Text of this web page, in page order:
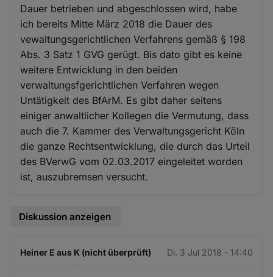
Dauer betrieben und abgeschlossen wird, habe
ich bereits Mitte März 2018 die Dauer des
vewaltungsgerichtlichen Verfahrens gemäß § 198
Abs. 3 Satz 1 GVG gerügt. Bis dato gibt es keine
weitere Entwicklung in den beiden
verwaltungsfgerichtlichen Verfahren wegen
Untätigkeit des BfArM. Es gibt daher seitens
einiger anwaltlicher Kollegen die Vermutung, dass
auch die 7. Kammer des Verwaltungsgericht Köln
die ganze Rechtsentwicklung, die durch das Urteil
des BVerwG vom 02.03.2017 eingeleitet worden
ist, auszubremsen versucht.
Diskussion anzeigen
Heiner E aus K (nicht überprüft) Di. 3 Jul 2018 - 14:40